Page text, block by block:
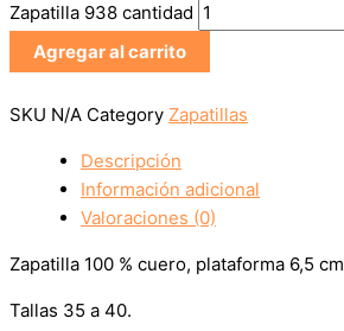
Zapatilla 938 cantidad
Agregar al carrito
SKU N/A Category Zapatillas
Descripción
Información adicional
Valoraciones (0)
Zapatilla 100 % cuero, plataforma 6,5 cm
Tallas 35 a 40.